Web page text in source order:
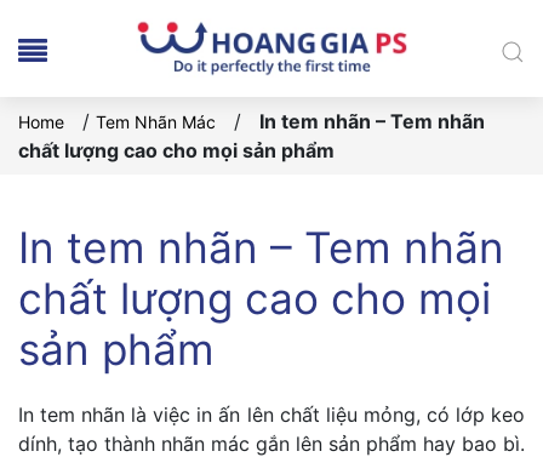
Home / Tem Nhãn Mác /
In tem nhãn – Tem nhãn
chất lượng cao cho mọi sản phẩm
In tem nhãn – Tem nhãn
chất lượng cao cho mọi
sản phẩm
In tem nhãn là việc in ấn lên chất liệu mỏng, có lớp keo
dính, tạo thành nhãn mác gắn lên sản phẩm hay bao bì.